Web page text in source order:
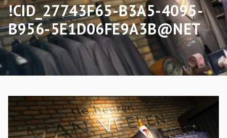
!CID_27743F65-B3A5-4095-
B956-5E1D06FE9A3B@NET